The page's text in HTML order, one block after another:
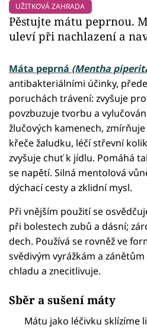
UŽITKOVÁ ZAHRADA
Pěstujte mátu peprnou.
uleví při nachlazení a
Máta peprná (Mentha
antibakteriálními účinky,
poruchách trávení: zvyšuje
povzbuzuje tvorbu a
žlučových kamenech,
křeče žaludku, léčí střevní
zvyšuje chuť k jídlu. Pomáhá
se napětí. Silná mentolová
dýchací cesty a zklidní mysl.
Při vnějším použití se
při bolestech zubů a dásní;
dech. Používá se rovněž ve
svědivým vyrážkám a
chladu a znecitlivuje.
Sběr a sušení máty
Mátu jako léčivku sklízíme